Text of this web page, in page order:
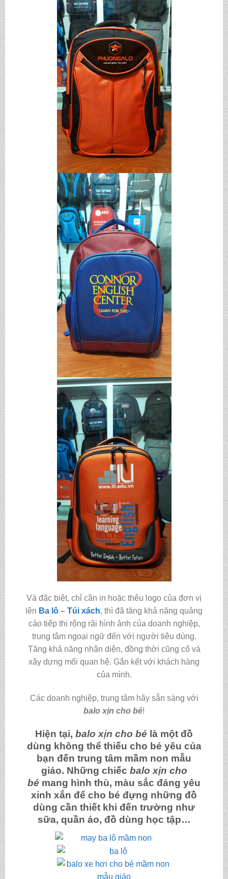
Và đặc biệt, chỉ cần in hoặc thêu logo của đơn vị
lên Ba lô – Túi xách, thì đã tăng khả năng quảng
cáo tiếp thị rộng rãi hình ảnh của doanh nghiệp,
trung tâm ngoại ngữ đến với người tiêu dùng.
Tăng khả năng nhận diện, đồng thời cũng cố và
xây dựng mối quan hệ. Gắn kết với khách hàng
của mình.
Các doanh nghiệp, trung tâm hãy sẵn sàng với
balo xịn cho bé!
Hiện tại, balo xịn cho bé là một đồ
dùng không thể thiếu cho bé yêu của
bạn đến trung tâm mầm non mẫu
giáo. Những chiếc balo xịn cho
bé mang hình thù, màu sắc đáng yêu
xinh xắn để cho bé đựng những đồ
dùng cần thiết khi đến trường như
sữa, quần áo, đồ dùng học tập…